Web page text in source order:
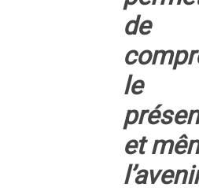
de
le
et